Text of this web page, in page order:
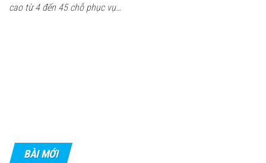
cao từ 4 đến 45 chỗ phục vụ…
BÀI MỚI